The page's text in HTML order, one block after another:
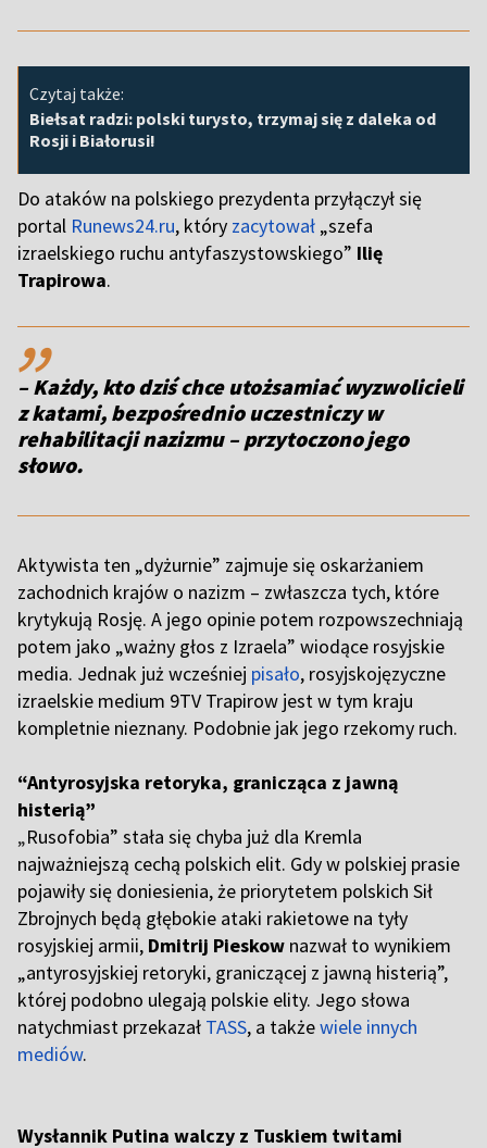
Czytaj także:
Biełsat radzi: polski turysto, trzymaj się z daleka od
Rosji i Białorusi!
Do ataków na polskiego prezydenta przyłączył się
portal Runews24.ru, który zacytował „szefa
izraelskiego ruchu antyfaszystowskiego” Ilię
Trapirowa.
,,
– Każdy, kto dziś chce utożsamiać wyzwolicieli
z katami, bezpośrednio uczestniczy w
rehabilitacji nazizmu – przytoczono jego
słowo.
Aktywista ten „dyżurnie” zajmuje się oskarżaniem
zachodnich krajów o nazizm – zwłaszcza tych, które
krytykują Rosję. A jego opinie potem rozpowszechniają
potem jako „ważny głos z Izraela” wiodące rosyjskie
media. Jednak już wcześniej pisało, rosyjskojęzyczne
izraelskie medium 9TV Trapirow jest w tym kraju
kompletnie nieznany. Podobnie jak jego rzekomy ruch.
“Antyrosyjska retoryka, granicząca z jawną
histerią”
„Rusofobia” stała się chyba już dla Kremla
najważniejszą cechą polskich elit. Gdy w polskiej prasie
pojawiły się doniesienia, że priorytetem polskich Sił
Zbrojnych będą głębokie ataki rakietowe na tyły
rosyjskiej armii, Dmitrij Pieskow nazwał to wynikiem
„antyrosyjskiej retoryki, graniczącej z jawną histerią”,
której podobno ulegają polskie elity. Jego słowa
natychmiast przekazał TASS, a takżewiele innych
mediów.
Wysłannik Putina walczy z Tuskiem twitami